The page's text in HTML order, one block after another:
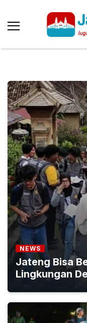
NEWS
Jateng Bisa
Lingkungan